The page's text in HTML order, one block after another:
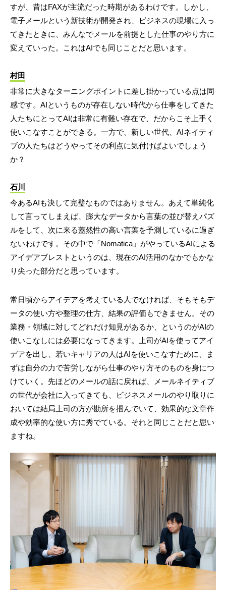
すが、昔はFAXが主流だった時期があるわけです。しかし、
電子メールという新技術が開発され、ビジネスの現場に入っ
てきたときに、みんなでメールを前提とした仕事のやり方に
変えていった。これはAIでも同じことだと思います。
村田
非常に大きなターニングポイントに差し掛かっている点は同
感です。AIというものが存在しない時代から仕事をしてきた
人たちにとってAIは非常に有難い存在で、だからこそ上手く
使いこなすことができる。一方で、新しい世代、AIネイティ
ブの人たちはどうやってその利点に気付けばよいでしょう
か？
石川
今あるAIも決して完璧なものではありません。あえて単純化
して言ってしまえば、膨大なデータから言葉の並び替えパズ
ルをして、次に来る蓋然性の高い言葉を予測しているに過ぎ
ないわけです。その中で「Nomatica」がやっているAIによる
アイデアブレストというのは、現在のAI活用のなかでもかな
り尖った部分だと思っています。
常日頃からアイデアを考えている人でなければ、そもそもデ
ータの使い方や整理の仕方、結果の評価もできません。その
業務・領域に対してどれだけ知見があるか、というのがAIの
使いこなしには必要になってきます。上司がAIを使ってアイ
デアを出し、若いキャリアの人はAIを使いこなすために、ま
ずは自分の力で苦労しながら仕事のやり方そのものを身につ
けていく。先ほどのメールの話に戻れば、メールネイティブ
の世代が会社に入ってきても、ビジネスメールのやり取りに
おいては結局上司の方が勘所を掴んでいて、効果的な文章作
成や効率的な使い方に秀でている。それと同じことだと思い
ますね。